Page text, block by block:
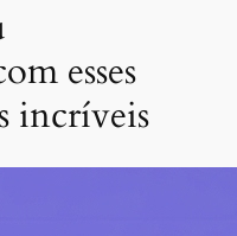
esses
incríveis